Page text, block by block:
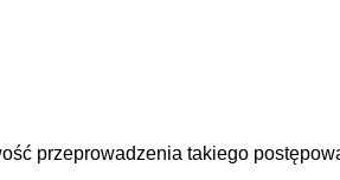
przeprowadzenia takiego